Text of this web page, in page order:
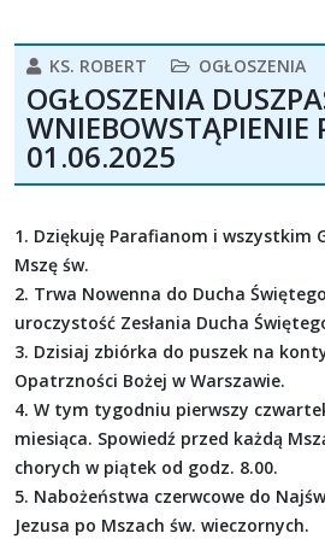
KS. ROBERT OGŁOSZENIA
OGŁOSZENIA
WNIEBOWSTĄPIENIE
01.06.2025
1. Dziękuję Parafianom i wszystkim
Mszę św.
2. Trwa Nowenna do Ducha
uroczystość Zesłania Ducha
3. Dzisiaj zbiórka do puszek na
Opatrzności Bożej w Warszawie.
4. W tym tygodniu pierwszy
miesiąca. Spowiedź przed każdą
chorych w piątek od godz. 8.00.
5. Nabożeństwa czerwcowe do
Jezusa po Mszach św. wieczornych.